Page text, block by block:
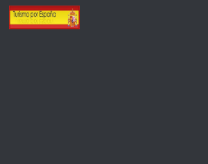
Saltar al contenido